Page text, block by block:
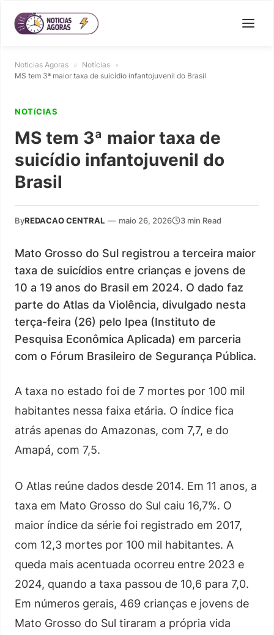
Noticias Agoras » Notícias »
MS tem 3ª maior taxa de suicídio infantojuvenil do Brasil
NOTíCIAS
MS tem 3ª maior taxa de
suicídio infantojuvenil do
Brasil
ByREDACAO CENTRAL — maio 26, 2026 3 min Read
Mato Grosso do Sul registrou a terceira maior
taxa de suicídios entre crianças e jovens de
10 a 19 anos do Brasil em 2024. O dado faz
parte do Atlas da Violência, divulgado nesta
terça-feira (26) pelo Ipea (Instituto de
Pesquisa Econômica Aplicada) em parceria
com o Fórum Brasileiro de Segurança Pública.
A taxa no estado foi de 7 mortes por 100 mil
habitantes nessa faixa etária. O índice fica
atrás apenas do Amazonas, com 7,7, e do
Amapá, com 7,5.
O Atlas reúne dados desde 2014. Em 11 anos, a
taxa em Mato Grosso do Sul caiu 16,7%. O
maior índice da série foi registrado em 2017,
com 12,3 mortes por 100 mil habitantes. A
queda mais acentuada ocorreu entre 2023 e
2024, quando a taxa passou de 10,6 para 7,0.
Em números gerais, 469 crianças e jovens de
Mato Grosso do Sul tiraram a própria vida